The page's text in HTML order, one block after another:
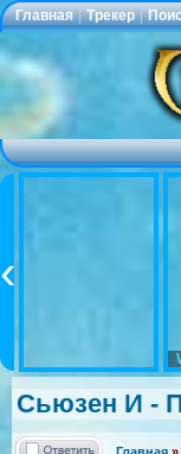
Главная | Трекер |
Сьюзен И -